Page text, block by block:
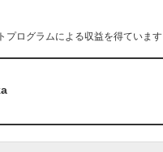
ログラムによる収益を得ています